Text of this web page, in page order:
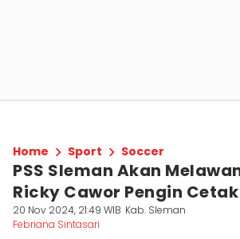
Home Sport Soccer
PSS Sleman Akan
Ricky Cawor Pengin
20 Nov 2024, 21:49 WIB Kab. Sleman
Febriana Sintasari